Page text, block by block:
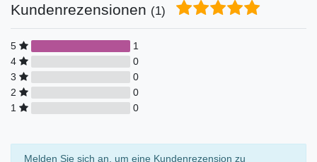
Kundenrezensionen (1)
5
1
4
0
3
0
2
0
1
0
Melden Sie sich an, um eine Kundenrezension zu